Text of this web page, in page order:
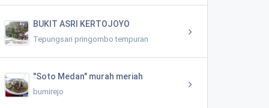
BUKIT ASRI KERTOJOYO
Tepungsari pringombo tempuran
"Soto Medan" murah meriah
bumirejo